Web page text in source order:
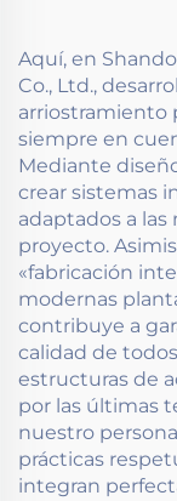
Aquí, en
Co., Ltd.,
arriostramiento
siempre en
Mediante
crear sistemas
adaptados a las
proyecto.
«fabricación
modernas
contribuye a
calidad de
estructuras de
por las últimas
nuestro
prácticas
integran